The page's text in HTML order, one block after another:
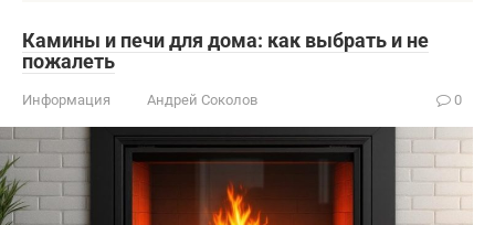
Камины и печи для дома: как выбрать и не
пожалеть
Информация Андрей Соколов 0